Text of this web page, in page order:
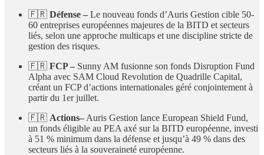
🇫🇷 Défense – Le nouveau fonds d’Auris Gestion cible 50-
60 entreprises européennes majeures de la BITD et secteurs
liés, selon une approche multicaps et une discipline stricte de
gestion des risques.
🇫🇷 FCP – Sunny AM fusionne son fonds Disruption Fund
Alpha avec SAM Cloud Revolution de Quadrille Capital,
créant un FCP d’actions internationales géré conjointement à
partir du 1er juillet.
🇫🇷 Actions– Auris Gestion lance European Shield Fund,
un fonds éligible au PEA axé sur la BITD européenne, investi
à 51 % minimum dans la défense et jusqu’à 49 % dans des
secteurs liés à la souveraineté européenne.